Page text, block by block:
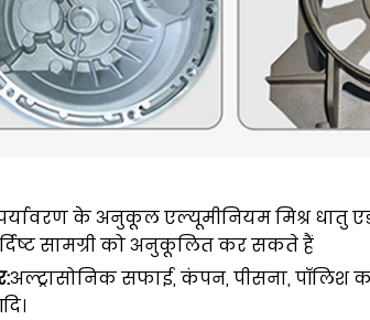
के अनुकूल एल्यूमीनियम मिश्र धातु
सामग्री को अनुकूलित कर सकते हैं
अल्ट्रासोनिक सफाई, कंपन, पीसना, पॉलिश